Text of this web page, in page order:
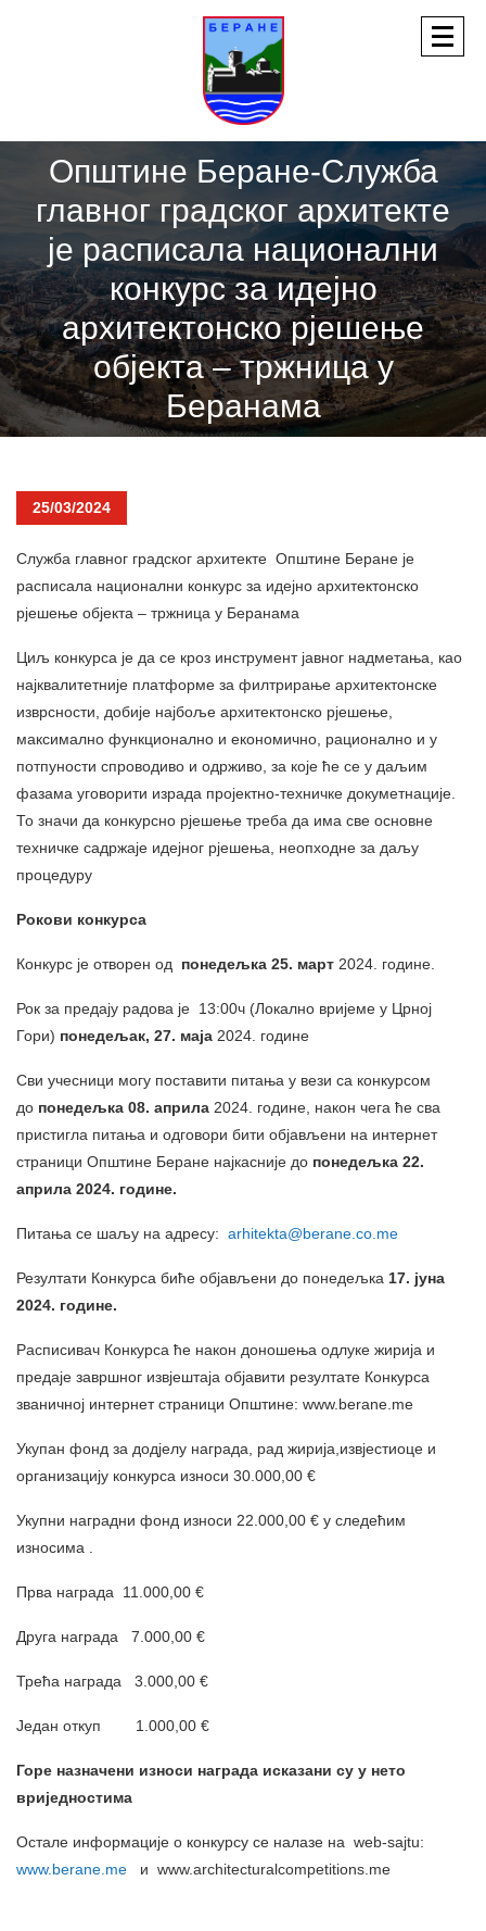
Општине Беране-Служба
главног градског архитекте
је расписала национални
конкурс за идејно
архитектонско рјешење
објекта – тржница у
Беранама
25/03/2024
Служба главног градског архитекте Општине Беране је
расписала национални конкурс за идејно архитектонско
рјешење објекта – тржница у Беранама
Циљ конкурса је да се кроз инструмент јавног надметања, као
најквалитетније платформе за филтрирање архитектонске
изврсности, добије најбоље архитектонско рјешење,
максимално функционално и економично, рационално и у
потпуности спроводиво и одрживо, за које ће се у даљим
фазама уговорити израда пројектно-техничке докуметнације.
То значи да конкурсно рјешење треба да има све основне
техничке садржаје идејног рјешења, неопходне за даљу
процедуру
Рокови конкурса
Конкурс је отворен од понедељка 25. март 2024. године.
Рок за предају радова је 13:00ч (Локално вријеме у Црној
Гори) понедељак, 27. маја 2024. године
Сви учесници могу поставити питања у вези са конкурсом
до понедељка 08. априла 2024. године, након чега ће сва
пристигла питања и одговори бити објављени на интернет
страници Општине Беране најкасније до понедељка 22.
априла 2024. године.
Питања се шаљу на адресу: arhitekta@berane.co.me
Резултати Конкурса биће објављени до понедељка 17. јуна
2024. године.
Расписивач Конкурса ће након доношења одлуке жирија и
предаје завршног извјештаја објавити резултате Конкурса
званичној интернет страници Општине: www.berane.me
Укупан фонд за додјелу награда, рад жирија,извјестиоце и
организацију конкурса износи 30.000,00 €
Укупни наградни фонд износи 22.000,00 € у следећим
износима .
Прва награда 11.000,00 €
Друга награда 7.000,00 €
Трећа награда 3.000,00 €
Један откуп 1.000,00 €
Горе назначени износи награда исказани су у нето
вриједностима
Остале информације о конкурсу се налазе на web-sajtu:
www.berane.me и www.аrchitecturalcompetitions.me